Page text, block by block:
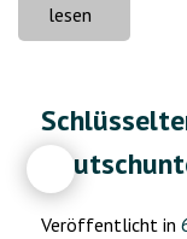
lesen
die
Bewahrung
des
und
Veröffentlicht in